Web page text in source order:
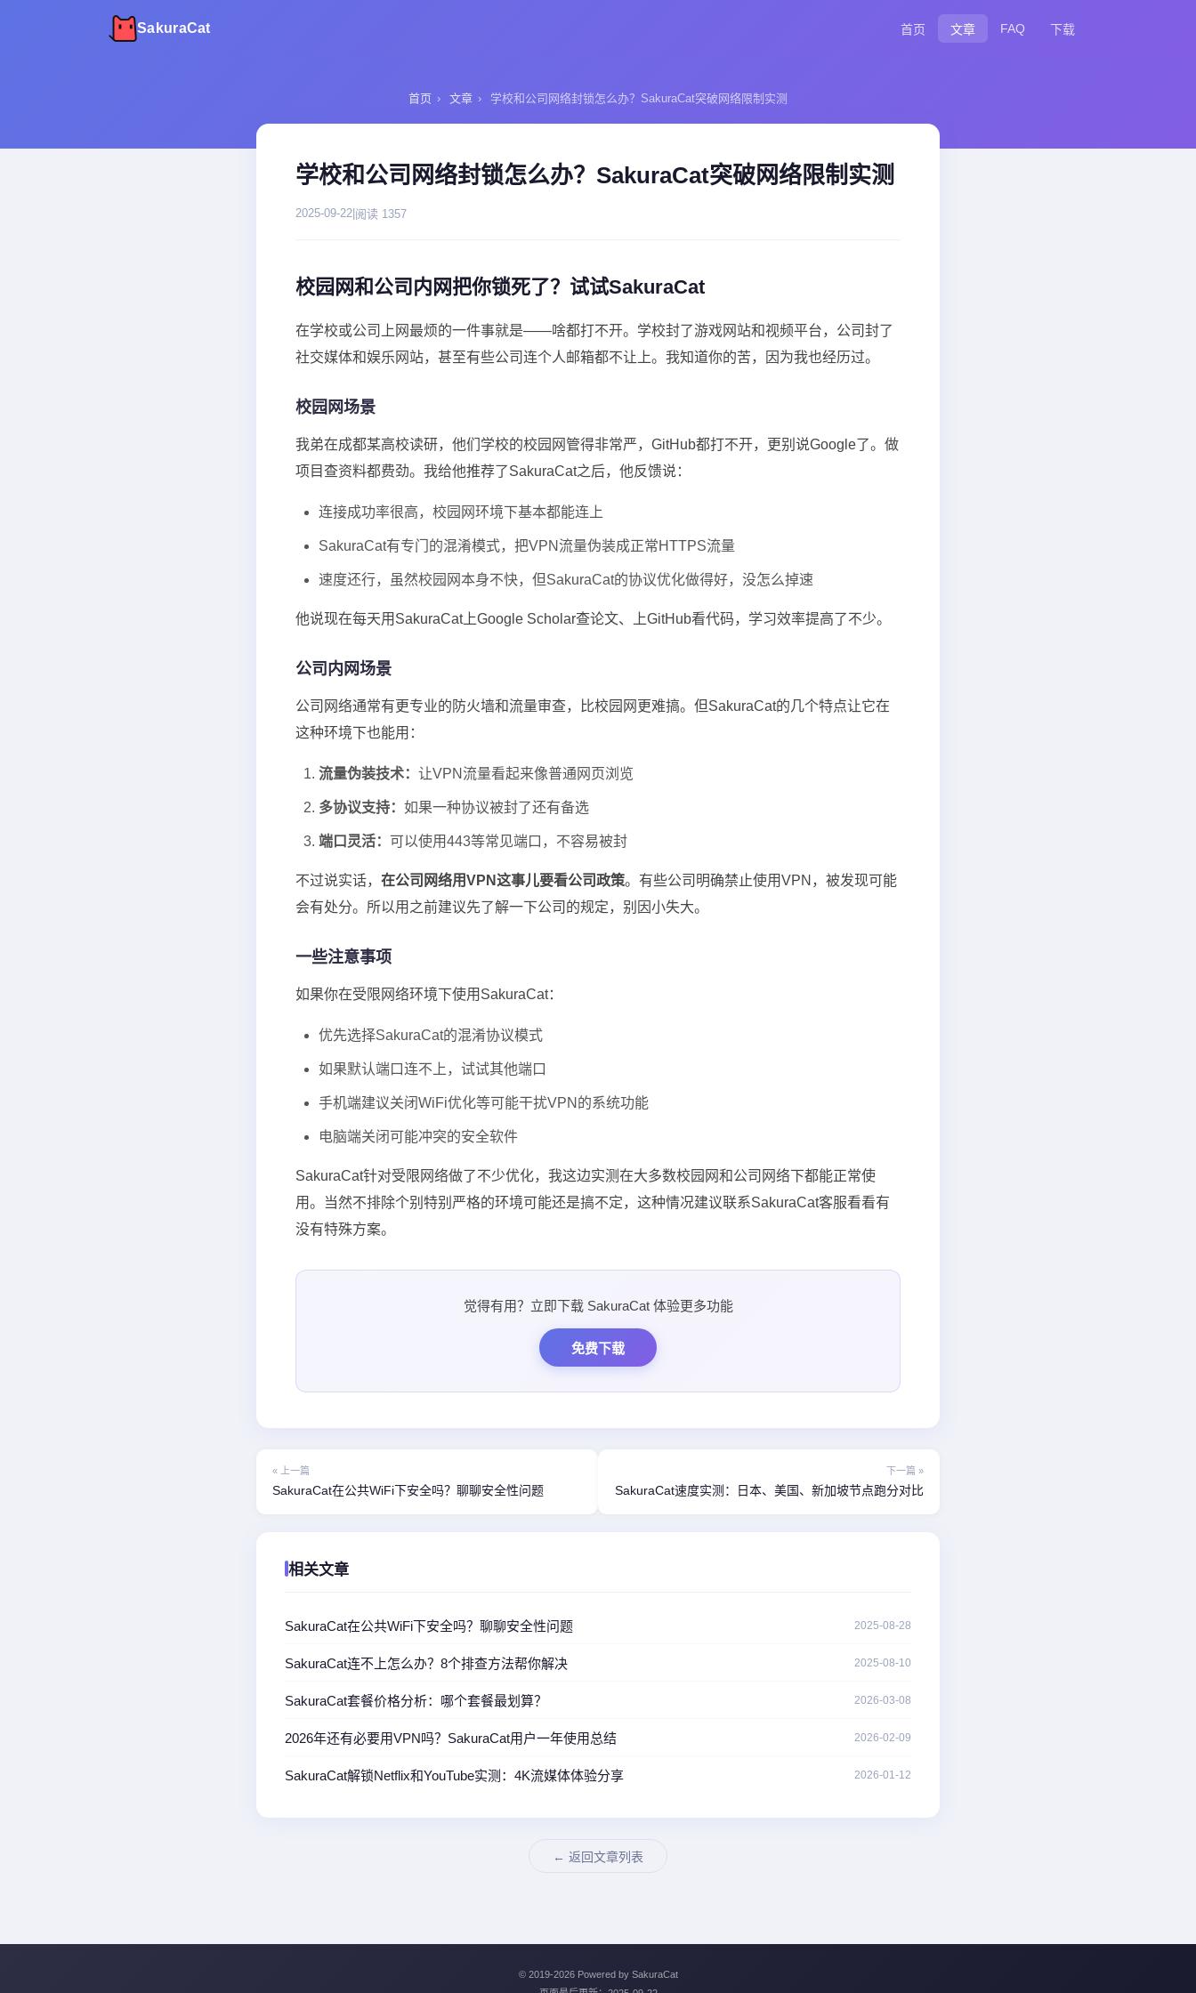
SakuraCat 首页 文章 FAQ 下载
首页 › 文章 › 学校和公司网络封锁怎么办？SakuraCat突破网络限制实测
学校和公司网络封锁怎么办？SakuraCat突破网络限制实测
2025-09-22 阅读 1357
校园网和公司内网把你锁死了？试试SakuraCat
在学校或公司上网最烦的一件事就是——啥都打不开。学校封了游戏网站和视频平台，公司封了
社交媒体和娱乐网站，甚至有些公司连个人邮箱都不让上。我知道你的苦，因为我也经历过。
校园网场景
我弟在成都某高校读研，他们学校的校园网管得非常严，GitHub都打不开，更别说Google了。做
项目查资料都费劲。我给他推荐了SakuraCat之后，他反馈说：
连接成功率很高，校园网环境下基本都能连上
SakuraCat有专门的混淆模式，把VPN流量伪装成正常HTTPS流量
速度还行，虽然校园网本身不快，但SakuraCat的协议优化做得好，没怎么掉速
他说现在每天用SakuraCat上Google Scholar查论文、上GitHub看代码，学习效率提高了不少。
公司内网场景
公司网络通常有更专业的防火墙和流量审查，比校园网更难搞。但SakuraCat的几个特点让它在
这种环境下也能用：
流量伪装技术： 让VPN流量看起来像普通网页浏览
多协议支持： 如果一种协议被封了还有备选
端口灵活： 可以使用443等常见端口，不容易被封
不过说实话， 在公司网络用VPN这事儿要看公司政策。有些公司明确禁止使用VPN，被发现可能
会有处分。所以用之前建议先了解一下公司的规定，别因小失大。
一些注意事项
如果你在受限网络环境下使用SakuraCat：
优先选择SakuraCat的混淆协议模式
如果默认端口连不上，试试其他端口
手机端建议关闭WiFi优化等可能干扰VPN的系统功能
电脑端关闭可能冲突的安全软件
SakuraCat针对受限网络做了不少优化，我这边实测在大多数校园网和公司网络下都能正常使
用。当然不排除个别特别严格的环境可能还是搞不定，这种情况建议联系SakuraCat客服看看有
没有特殊方案。
觉得有用？立即下载 SakuraCat 体验更多功能
免费下载
« 上一篇
SakuraCat在公共WiFi下安全吗？聊聊安全性问题
下一篇 »
SakuraCat速度实测：日本、美国、新加坡节点跑分对比
相关文章
SakuraCat在公共WiFi下安全吗？聊聊安全性问题 2025-08-28
SakuraCat连不上怎么办？8个排查方法帮你解决 2025-08-10
SakuraCat套餐价格分析：哪个套餐最划算？ 2026-03-08
2026年还有必要用VPN吗？SakuraCat用户一年使用总结 2026-02-09
SakuraCat解锁Netflix和YouTube实测：4K流媒体体验分享 2026-01-12
← 返回文章列表
© 2019-2026 Powered by SakuraCat